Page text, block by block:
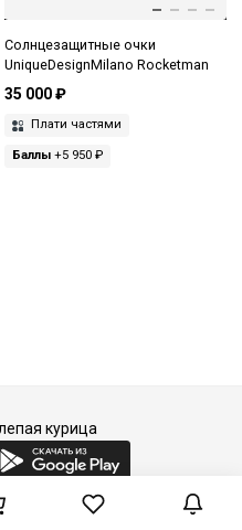
Солнцезащитные очки
UniqueDesignMilano Rocketman
35 000 ₽
Плати частями
Баллы+5 950 ₽
курица
- fashion concept store.